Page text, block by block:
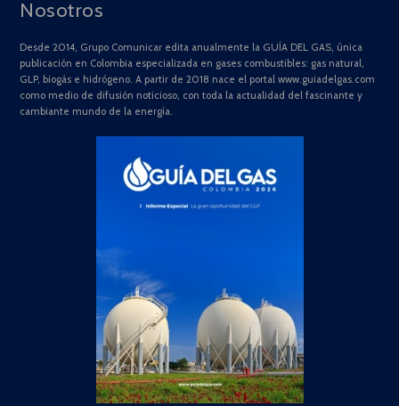
Nosotros
Desde 2014, Grupo Comunicar edita anualmente la GUÍA DEL GAS, única
publicación en Colombia especializada en gases combustibles: gas natural,
GLP, biogás e hidrógeno. A partir de 2018 nace el portal www.guiadelgas.com
como medio de difusión noticioso, con toda la actualidad del fascinante y
cambiante mundo de la energía.